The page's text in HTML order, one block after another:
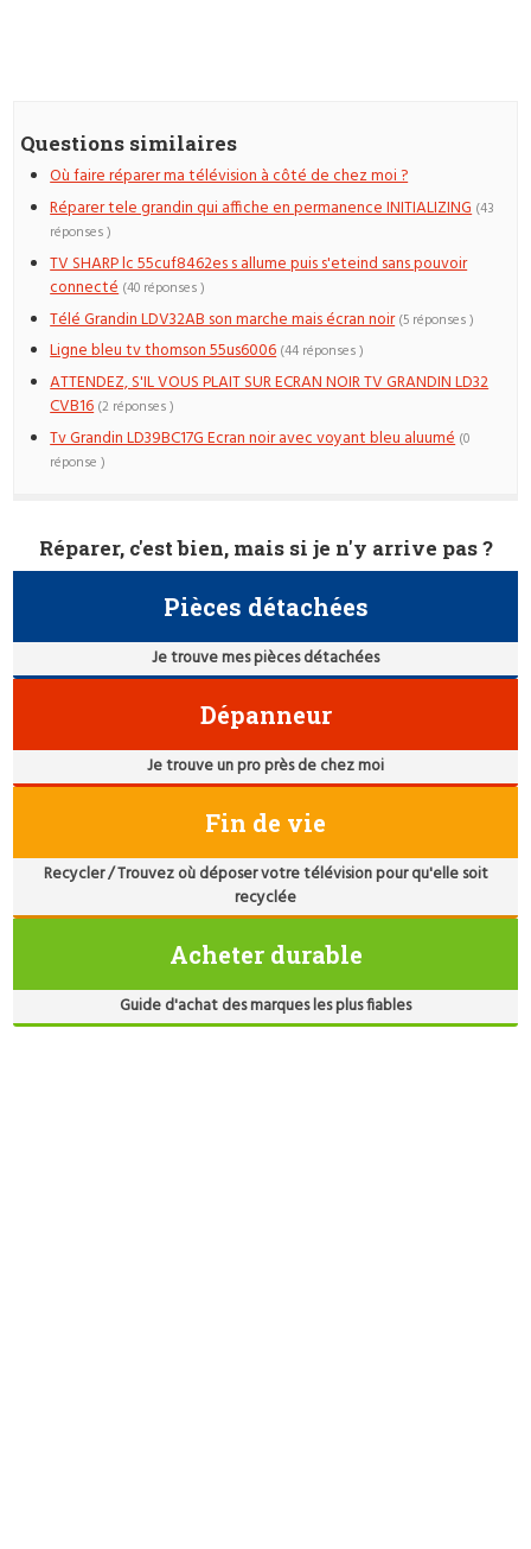
Questions similaires
Où faire réparer ma télévision à côté de chez moi ?
Réparer tele grandin qui affiche en permanence INITIALIZING (43
réponses )
TV SHARP lc 55cuf8462es s allume puis s'eteind sans pouvoir
connecté (40 réponses )
Télé Grandin LDV32AB son marche mais écran noir (5 réponses )
Ligne bleu tv thomson 55us6006 (44 réponses )
ATTENDEZ, S'IL VOUS PLAIT SUR ECRAN NOIR TV GRANDIN LD32
CVB16 (2 réponses )
Tv Grandin LD39BC17G Ecran noir avec voyant bleu aluumé (0
réponse )
Réparer, c'est bien, mais si je n'y arrive pas ?
Pièces détachées
Je trouve mes pièces détachées
Dépanneur
Je trouve un pro près de chez moi
Fin de vie
Recycler / Trouvez où déposer votre télévision pour qu'elle soit
recyclée
Acheter durable
Guide d'achat des marques les plus fiables